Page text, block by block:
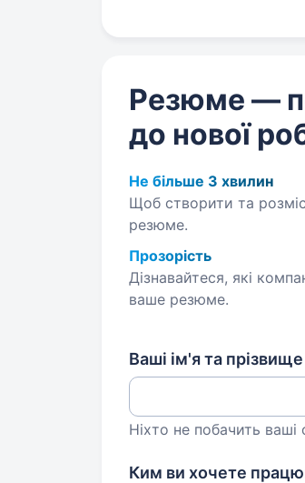
Резюме —
до нової
Не більше 3 хвилин
Щоб створити та
резюме.
Прозорість
Дізнавайтеся, які
ваше резюме.
Ваші ім'я та прізвище
Ніхто не побачить ваші
Ким ви хочете